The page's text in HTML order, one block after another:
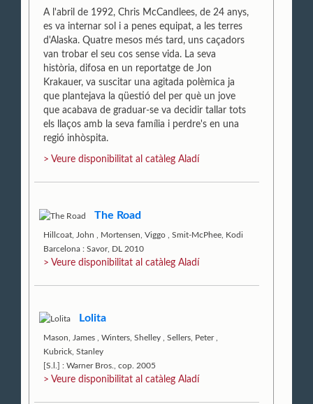
A l'abril de 1992, Chris McCandlees, de 24 anys,
es va internar sol i a penes equipat, a les terres
d'Alaska. Quatre mesos més tard, uns caçadors
van trobar el seu cos sense vida. La seva
història, difosa en un reportatge de Jon
Krakauer, va suscitar una agitada polèmica ja
que plantejava la qüestió del per què un jove
que acabava de graduar-se va decidir tallar tots
els llaços amb la seva família i perdre's en una
regió inhòspita.
> Veure disponibilitat al catàleg Aladí
The Road
Hillcoat, John Mortensen, Viggo ,Smit-McPhee, Kodi
Barcelona : Savor, DL 2010
> Veure disponibilitat al catàleg Aladí
Lolita
Mason, James ,Winters, Shelley ,Sellers, Peter
Kubrick, Stanley
[S.l.] : Warner Bros., cop. 2005
> Veure disponibilitat al catàleg Aladí